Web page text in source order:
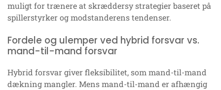
muligt for trænere at skræddersy strategier baseret på
spillerstyrker og modstanderens tendenser.
Fordele og ulemper ved hybrid forsvar vs.
mand-til-mand forsvar
Hybrid forsvar giver fleksibilitet, som mand-til-mand
dækning mangler. Mens mand-til-mand er afhængig